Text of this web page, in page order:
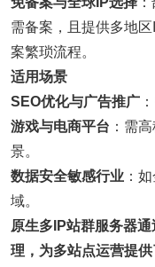
需备案，且提供多地
案繁琐流程。
适用场景
SEO优化与广告推广
游戏与电商平台 ：需
景。
数据安全敏感行业 ：
域。
原生多IP站群服务器
理，为多站点运营提